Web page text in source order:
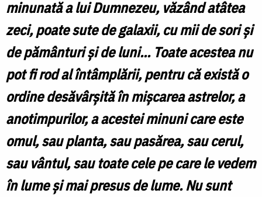
minunată a lui Dumnezeu, văzând atâtea
zeci, poate sute de galaxii, cu mii de sori şi
de pământuri şi de luni... Toate acestea nu
pot fi rod al întâmplării, pentru că există o
ordine desăvârşită în mişcarea astrelor, a
anotimpurilor, a acestei minuni care este
omul, sau planta, sau pasărea, sau cerul,
sau vântul, sau toate cele pe care le vedem
în lume şi mai presus de lume. Nu sunt